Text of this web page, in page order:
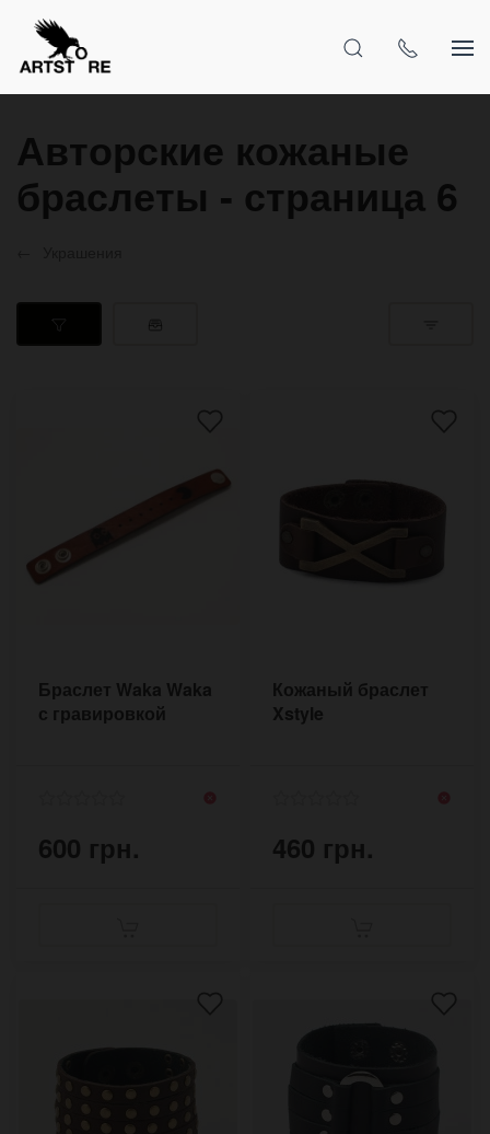
Авторские кожаные
браслеты - страница 6
Браслет Waka Waka
с гравировкой
600 грн.
Кожаный браслет
Xstyle
460 грн.